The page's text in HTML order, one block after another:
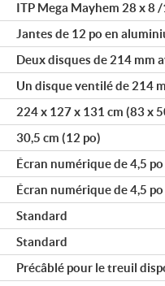
ITP Mega Mayhem 28 x 8
Jantes de 12 po en
Deux disques de 214 mm
Un disque ventilé de 214
224 x 127 x 131 cm (83 x
30,5 cm (12 po)
Écran numérique de 4,5 po
Écran numérique de 4,5 po
Standard
Standard
Précâblé pour le treuil